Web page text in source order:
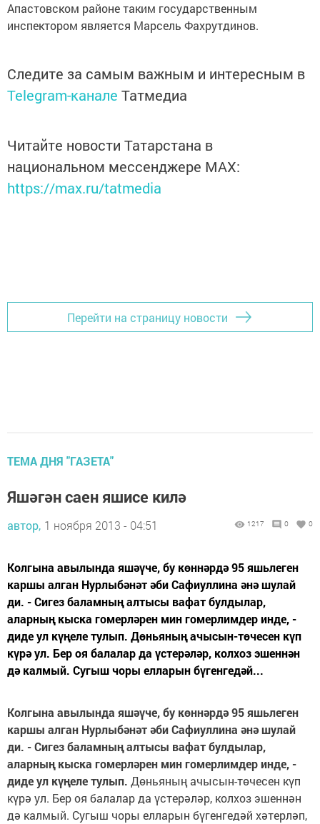
Апастовском районе таким государственным
инспектором является Марсель Фахрутдинов.
Следите за самым важным и интересным в
Telegram-канале Татмедиа
Читайте новости Татарстана в
национальном мессенджере MАХ:
https://max.ru/tatmedia
Перейти на страницу новости
ТЕМА ДНЯ "ГАЗЕТА"
Яшәгән саен яшисе килә
автор, 1 ноября 2013 - 04:51 1217 0 0
Колгына авылында яшәүче, бу көннәрдә 95 яшьлеген
каршы алган Нурлыбәнәт әби Сафиуллина әнә шулай
ди. - Сигез баламның алтысы вафат булдылар,
аларның кыска гомерләрен мин гомерлимдер инде, -
диде ул күңеле тулып. Дөньяның ачысын-төчесен күп
күрә ул. Бер оя балалар да үстерәләр, колхоз эшеннән
дә калмый. Сугыш чоры елларын бүгенгедәй...
Колгына авылында яшәүче, бу көннәрдә 95 яшьлеген
каршы алган Нурлыбәнәт әби Сафиуллина әнә шулай
ди. - Сигез баламның алтысы вафат булдылар,
аларның кыска гомерләрен мин гомерлимдер инде, -
диде ул күңеле тулып. Дөньяның ачысын-төчесен күп
күрә ул. Бер оя балалар да үстерәләр, колхоз эшеннән
дә калмый. Сугыш чоры елларын бүгенгедәй хәтерләп,